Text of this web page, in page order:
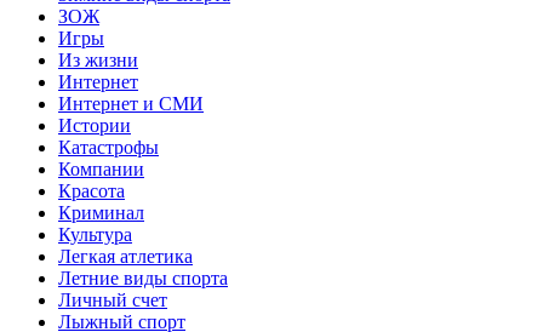
ЗОЖ
Игры
Из жизни
Интернет
Интернет и СМИ
Истории
Катастрофы
Компании
Красота
Криминал
Культура
Легкая атлетика
Летние виды спорта
Личный счет
Лыжный спорт